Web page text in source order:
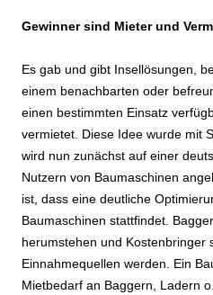
Gewinner sind Mieter und
Es gab und gibt Insellösungen,
einem benachbarten oder
einen bestimmten Einsatz
vermietet. Diese Idee wurde mit
wird nun zunächst auf einer
Nutzern von Baumaschinen
ist, dass eine deutliche
Baumaschinen stattfindet.
herumstehen und Kostenbringer
Einnahmequellen werden. Ein
Mietbedarf an Baggern, Ladern